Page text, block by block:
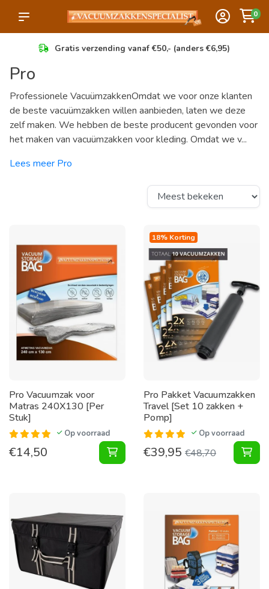
0
Gratis verzending vanaf €50,- (anders €6,95)
Pro
Professionele VacuümzakkenOmdat we voor onze klanten
de beste vacuümzakken willen aanbieden, laten we deze
zelf maken. We hebben de beste producent gevonden voor
het maken van vacuümzakken voor kleding. Omdat we v...
Lees meer Pro
Pro Vacuumzak voor
Matras 240X130 [Per
Stuk]
Op voorraad
€14,50 Vacuumzak voor Matras 240X130
18% Korting
Pro Pakket Vacuumzakken
Travel [Set 10 zakken +
Pomp]
Op voorraad
€39,95 €48,70